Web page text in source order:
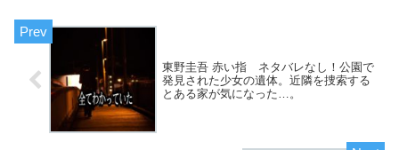
東野圭吾 赤い指 ネタバレなし！公園で
発見された少女の遺体。近隣を捜索する
とある家が気になった…。